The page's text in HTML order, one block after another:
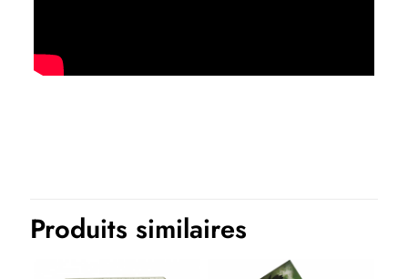
Produits similaires